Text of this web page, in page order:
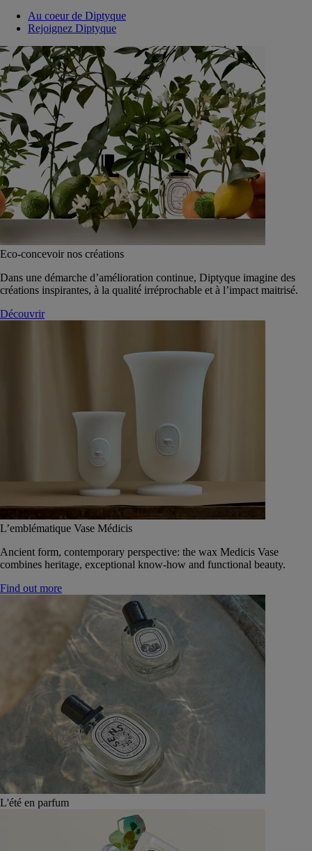
Au coeur de Diptyque
Rejoignez Diptyque
Eco-concevoir nos créations
Dans une démarche d’amélioration continue, Diptyque imagine des
créations inspirantes, à la qualité́ irréprochable et à l’impact maitrisé.
Découvrir
L’emblématique Vase Médicis
Ancient form, contemporary perspective: the wax Medicis Vase
combines heritage, exceptional know-how and functional beauty.
Find out more
L'été en parfum